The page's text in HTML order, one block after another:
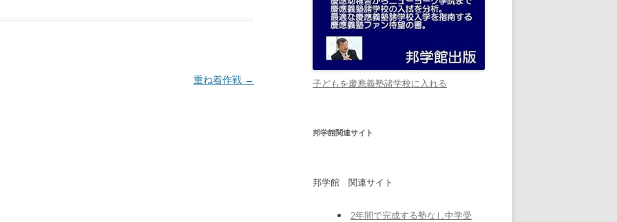
重ね着作戦 → 子どもを慶應義塾諸学校に入れる
邦学館関連サイト
邦学館 関連サイト
2年間で完成する塾なし中学受